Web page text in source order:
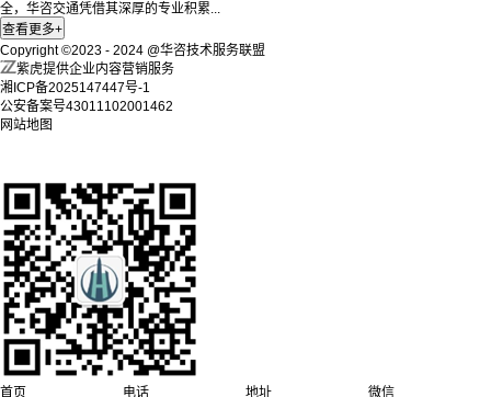
全，华咨交通凭借其深厚的专业积累...
Copyright ©2023 - 2024 @华咨技术服务联盟
紫虎提供企业内容营销服务
湘ICP备2025147447号-1
公安备案号43011102001462
网站地图
首页 电话 地址 微信